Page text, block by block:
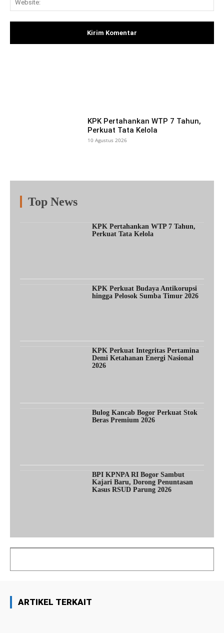
KPK Pertahankan WTP 7 Tahun,
Perkuat Tata Kelola
10 Agustus 2026
Top News
KPK Pertahankan WTP 7 Tahun,
Perkuat Tata Kelola
KPK Perkuat Budaya Antikorupsi
hingga Pelosok Sumba Timur 2026
KPK Perkuat Integritas Pertamina
Demi Ketahanan Energi Nasional
2026
Bulog Kancab Bogor Perkuat Stok
Beras Premium 2026
BPI KPNPA RI Bogor Sambut
Kajari Baru, Dorong Penuntasan
Kasus RSUD Parung 2026
ARTIKEL TERKAIT